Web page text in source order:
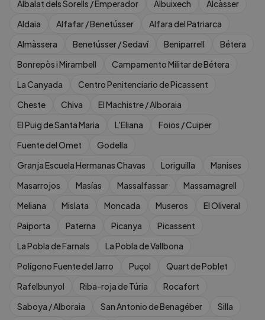
Albalat dels Sorells / Emperador
Albuixech
Alcàsser
Aldaia
Alfafar / Benetússer
Alfara del Patriarca
Almàssera
Benetússer / Sedaví Beniparrell
Bétera
Bonrepòs i Mirambell
Campamento Militar de Bétera
La Canyada
Centro Penitenciario de Picassent
Cheste
Chiva
El Machistre / Alboraia
El Puig de Santa Maria
L'Eliana
Foios / Cuiper
Fuente del Omet
Godella
Granja Escuela Hermanas Chavas
Loriguilla
Manises
Masarrojos
Masías Massalfassar
Massamagrell
Meliana
Mislata Moncada Museros
El Oliveral
Paiporta
Paterna Picanya
Picassent
La Pobla de Farnals
La Pobla de Vallbona
Polígono Fuente del Jarro
Puçol
Quart de Poblet
Rafelbunyol
Riba-roja de Túria
Rocafort
Saboya / Alboraia
San Antonio de Benagéber
Silla